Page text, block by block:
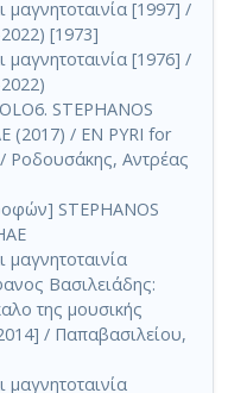
μαγνητοταινία [1997] /
[1973]
μαγνητοταινία [1976] /
STEPHANOS
(2017) / EN PYRI for
Ροδουσάκης, Αντρέας
STEPHANOS
μαγνητοταινία
Βασιλειάδης:
της μουσικής
/ Παπαβασιλείου,
μαγνητοταινία